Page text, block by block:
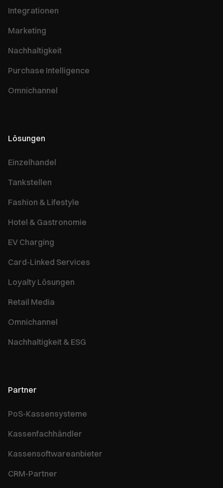
Integrationen
Marketing
Nachhaltigkeit
Purchase Intelligence
Omnichannel
Lösungen
Einzelhandel
Tankstellen
Fashion & Lifestyle
Hotel & Gastronomie
EV Charging
Card-Linked Services
Loyalty Lösungen
Retail Media
Omnichannel
Nachhaltigkeit & ESG
Partner
PoS-Kassensysteme
Kassenfachhändler
Kassensoftwareanbieter
CRM-Partner